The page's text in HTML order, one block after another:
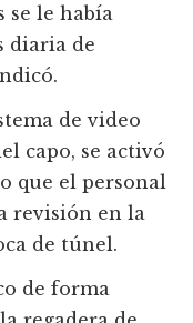
se le había
diaria de
de video
capo, se activó
que el personal
revisión en la
de túnel.
de forma